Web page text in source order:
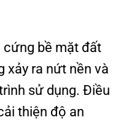
cứng bề mặt đất
xảy ra nứt nền và
sử dụng. Điều
thiện độ an